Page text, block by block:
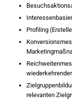
Profiling
relevanten